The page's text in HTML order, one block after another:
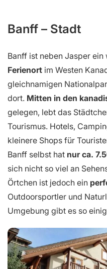
Banff – Stadt
Banff ist neben Jasper ein
Ferienort im Westen
gleichnamigen
dort. Mitten in den
gelegen, lebt das
Tourismus. Hotels,
kleinere Shops für
Banff selbst hat nur ca.
sich nicht so viel an
Örtchen ist jedoch ein
Outdoorsportler und
Umgebung gibt es so